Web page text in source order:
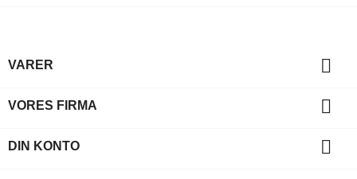
VARER 
VORES FIRMA 
DIN KONTO 